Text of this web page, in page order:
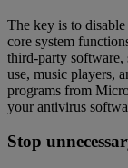
The key is to
core system
third-party software,
use, music players,
programs from
your antivirus
Stop